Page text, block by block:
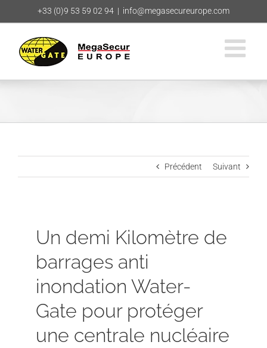
au
+33 (0)9 53 59 02 94 | info@megasecureurope.com
Précédent Suivant
Un demi Kilomètre de
barrages anti
inondation Water-
Gate pour protéger
une centrale nucléaire